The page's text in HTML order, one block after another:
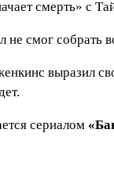
не смог собрать
выразил
сериалом